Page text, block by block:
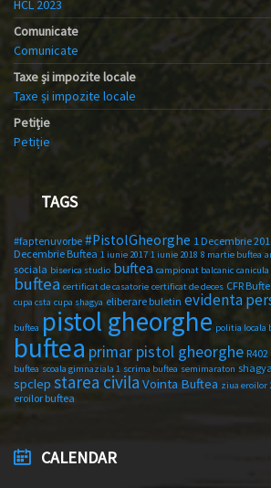
HCL 2023
Comunicate
Comunicate
Taxe și impozite locale
Taxe și impozite locale
Petiție
Petiție
TAGS
#faptenuvorbe #PistolGheorghe 1 Decembrie
Decembrie Buftea 1 iunie 2017 1 iunie 2018 8 martie buftea
sociala biserica studio buftea campionat balcanic canicula
buftea certificat de casatorie certificat de deces CFR
cupa csta cupa shagya eliberare buletin evidenta
buftea pistol gheorghe politia locala
buftea primar pistol gheorghe R402
buftea scoala gimnaziala 1 scrima buftea semimaraton shagya
spclep starea civila Vointa Buftea ziua eroilor
eroilor buftea
CALENDAR